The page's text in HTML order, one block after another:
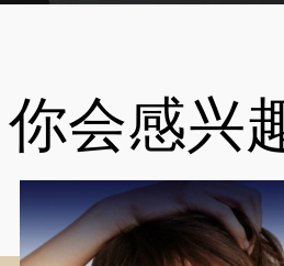
你会感兴